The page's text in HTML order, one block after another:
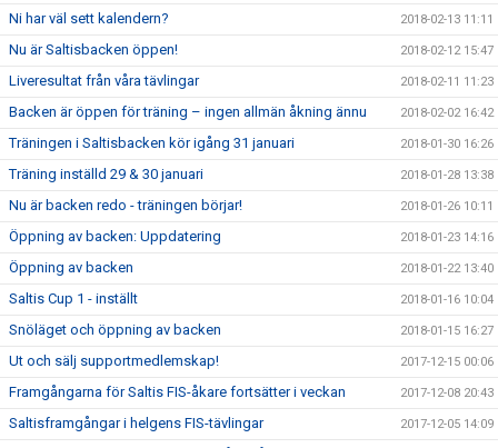
Ni har väl sett kalendern? 2018-02-13 11:11
Nu är Saltisbacken öppen! 2018-02-12 15:47
Liveresultat från våra tävlingar 2018-02-11 11:23
Backen är öppen för träning – ingen allmän åkning ännu 2018-02-02 16:42
Träningen i Saltisbacken kör igång 31 januari 2018-01-30 16:26
Träning inställd 29 & 30 januari 2018-01-28 13:38
Nu är backen redo - träningen börjar! 2018-01-26 10:11
Öppning av backen: Uppdatering 2018-01-23 14:16
Öppning av backen 2018-01-22 13:40
Saltis Cup 1 - inställt 2018-01-16 10:04
Snöläget och öppning av backen 2018-01-15 16:27
Ut och sälj supportmedlemskap! 2017-12-15 00:06
Framgångarna för Saltis FIS-åkare fortsätter i veckan 2017-12-08 20:43
Saltisframgångar i helgens FIS-tävlingar 2017-12-05 14:09